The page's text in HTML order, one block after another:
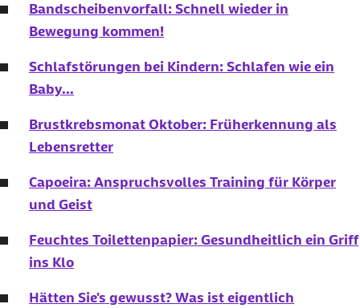
Bandscheibenvorfall: Schnell wieder in
Bewegung kommen!
Schlafstörungen bei Kindern: Schlafen wie ein
Baby...
Brustkrebsmonat Oktober: Früherkennung als
Lebensretter
Capoeira: Anspruchsvolles Training für Körper
und Geist
Feuchtes Toilettenpapier: Gesundheitlich ein Griff
ins Klo
Hätten Sie's gewusst? Was ist eigentlich